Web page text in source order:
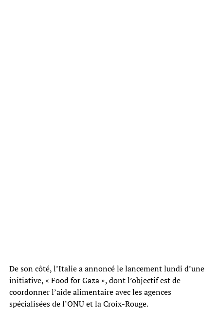
De son côté, l’Italie a annoncé le lancement lundi d’une
initiative, « Food for Gaza », dont l’objectif est de
coordonner l’aide alimentaire avec les agences
spécialisées de l’ONU et la Croix-Rouge.